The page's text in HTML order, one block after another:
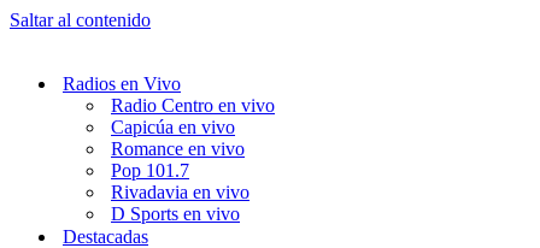
Saltar al contenido
Radios en Vivo
Radio Centro en vivo
Capicúa en vivo
Romance en vivo
Pop 101.7
Rivadavia en vivo
D Sports en vivo
Destacadas